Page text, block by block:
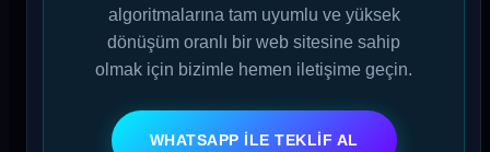
algoritmalarına tam uyumlu ve yüksek
dönüşüm oranlı bir web sitesine sahip
olmak için bizimle hemen iletişime geçin.
WHATSAPP ILE TEKLIF AL